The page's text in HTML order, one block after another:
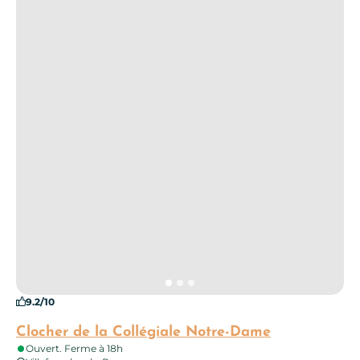
Clocher de la Collégiale Notre-Dame
9.2/10
Ouvert. Ferme à 18h